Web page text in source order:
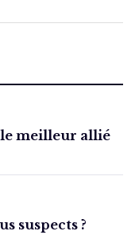
meilleur allié
suspects ?